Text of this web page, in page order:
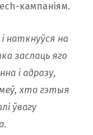
кампаніям.
наткнуўся на
заслаць яго
і адразу,
хто гэтыя
ўвагу